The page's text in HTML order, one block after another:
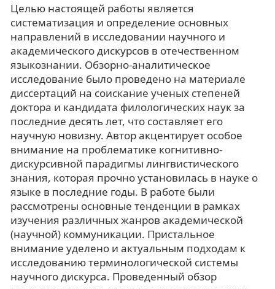
Целью настоящей работы является
систематизация и определение основных
направлений в исследовании научного и
академического дискурсов в отечественном
языкознании. Обзорно-аналитическое
исследование было проведено на материале
диссертаций на соискание ученых степеней
доктора и кандидата филологических наук за
последние десять лет, что составляет его
научную новизну. Автор акцентирует особое
внимание на проблематике когнитивно-
дискурсивной парадигмы лингвистического
знания, которая прочно установилась в науке о
языке в последние годы. В работе были
рассмотрены основные тенденции в рамках
изучения различных жанров академической
(научной) коммуникации. Пристальное
внимание уделено и актуальным подходам к
исследованию терминологической системы
научного дискурса. Проведенный обзор